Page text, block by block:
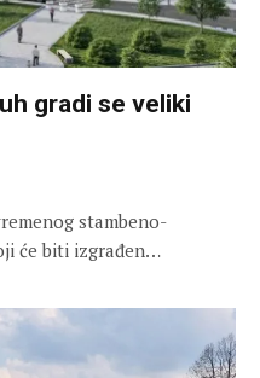
gradi se veliki
stambeno-
će biti izgrađen…